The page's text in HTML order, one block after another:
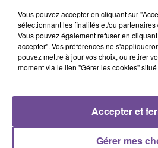
Réception de la clientèle en
prendre les commandes.
la posologie : calcul de quantité en
effectuer. Edition des étiquettes
Référence de l’offre France Travail
Vous pouvez accepter en cliquant sur
sélectionnant les finalités et/ou partenaires
Vous pouvez également refuser en
accepter". Vos préférences ne
pouvez mettre à jour vos choix, ou retirer
moment via le lien "Gérer les cookies"
Gérer mes
Accepter et